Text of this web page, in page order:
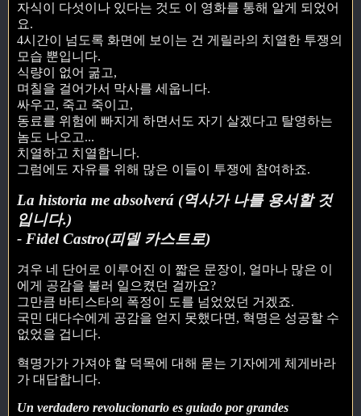
자식이 다섯이나 있다는 것도 이 영화를 통해 알게 되었어
요.
4시간이 넘도록 화면에 보이는 건 게릴라의 치열한 투쟁의
모습 뿐입니다.
식량이 없어 굶고,
며칠을 걸어가서 막사를 세웁니다.
싸우고, 죽고 죽이고,
동료를 위험에 빠지게 하면서도 자기 살겠다고 탈영하는
놈도 나오고...
치열하고 치열합니다.
그럼에도 자유를 위해 많은 이들이 투쟁에 참여하죠.
La historia me absolverá (역사가 나를 용서할 것
입니다.)
- Fidel Castro(피델 카스트로)
겨우 네 단어로 이루어진 이 짧은 문장이, 얼마나 많은 이
에게 공감을 불러 일으켰던 걸까요?
그만큼 바티스타의 폭정이 도를 넘었었던 거겠죠.
국민 대다수에게 공감을 얻지 못했다면, 혁명은 성공할 수
없었을 겁니다.
혁명가가 가져야 할 덕목에 대해 묻는 기자에게 체게바라
가 대답합니다.
Un verdadero revolucionario es guiado por grandes